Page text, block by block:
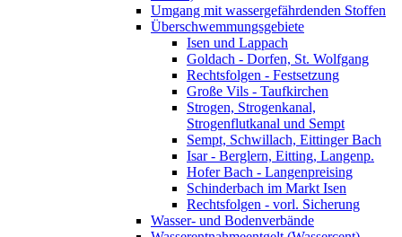
Umgang mit wassergefährdenden Stoffen
Überschwemmungsgebiete
Isen und Lappach
Goldach - Dorfen, St. Wolfgang
Rechtsfolgen - Festsetzung
Große Vils - Taufkirchen
Strogen, Strogenkanal,
Strogenflutkanal und Sempt
Sempt, Schwillach, Eittinger Bach
Isar - Berglern, Eitting, Langenp.
Hofer Bach - Langenpreising
Schinderbach im Markt Isen
Rechtsfolgen - vorl. Sicherung
Wasser- und Bodenverbände